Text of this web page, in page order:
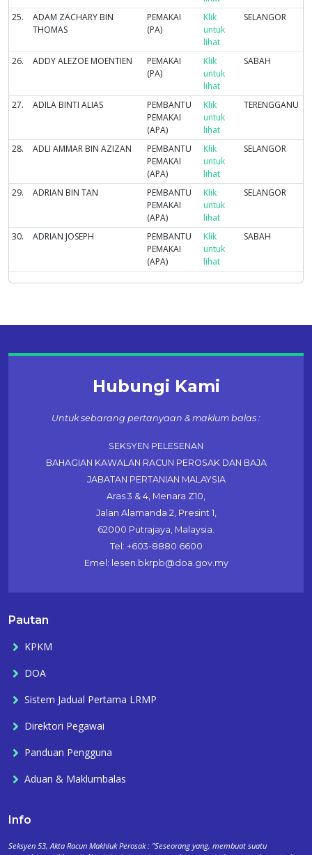
25.
ADAM ZACHARY BIN
THOMAS
PEMAKAI
(PA)
Klik
untuk
lihat
SELANGOR
26. ADDY ALEZOE MOENTIEN
PEMAKAI
(PA)
Klik
untuk
lihat
SABAH
27. ADILA BINTI ALIAS
PEMBANTU
PEMAKAI
(APA)
Klik
untuk
lihat
TERENGGANU
28. ADLI AMMAR BIN AZIZAN
PEMBANTU
PEMAKAI
(APA)
Klik
untuk
lihat
SELANGOR
29. ADRIAN BIN TAN
PEMBANTU
PEMAKAI
(APA)
Klik
untuk
lihat
SELANGOR
30. ADRIAN JOSEPH
PEMBANTU
PEMAKAI
(APA)
Klik
untuk
lihat
SABAH
Hubungi Kami
Untuk sebarang pertanyaan & maklum balas :
SEKSYEN PELESENAN
BAHAGIAN KAWALAN RACUN PEROSAK DAN BAJA
JABATAN PERTANIAN MALAYSIA
Aras 3 & 4, Menara Z10,
Jalan Alamanda 2, Presint 1,
62000 Putrajaya, Malaysia.
Tel: +603-8880 6600
Emel: lesen.bkrpb@doa.gov.my
Pautan
KPKM
DOA
Sistem Jadual Pertama LRMP
Direktori Pegawai
Panduan Pengguna
Aduan & Maklumbalas
Info
Seksyen 53, Akta Racun Makhluk Perosak : "Seseorang yang, membuat suatu